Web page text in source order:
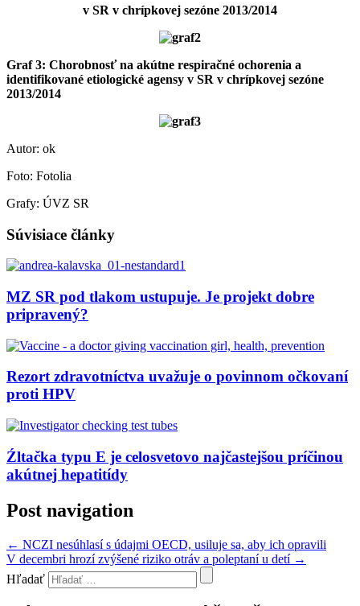
v SR v chrípkovej sezóne 2013/2014
Graf 3: Chorobnosť na akútne respiračné ochorenia a
identifikované etiologické agensy v SR v chrípkovej sezóne
2013/2014
Autor: ok
Foto: Fotolia
Grafy: ÚVZ SR
Súvisiace články
MZ SR pod tlakom ustupuje. Je projekt dobre
pripravený?
Rezort zdravotníctva uvažuje o povinnom očkovaní
proti HPV
Źltačka typu E je celosvetovo najčastejšou príčinou
akútnej hepatitídy
Post navigation
← NCZI nesúhlasí s údajmi OECD, usiluje sa, aby ich opravili
V decembri hrozí zvýšené riziko otráv a poleptaní u detí →
Hľadať